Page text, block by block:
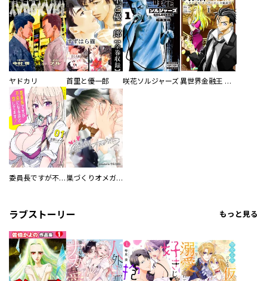
ヤドカリ 首里と優一郎 咲花ソルジャーズ 異世界金融王 ～クローネ・ゴルディオンの覇道～
委員長ですが不良になるほど恋してます！ 巣づくりオメガバース
ラブストーリー もっと見る